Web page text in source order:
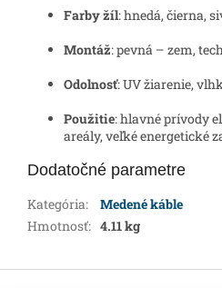
Farby žíl: hnedá, čierna,
Montáž: pevná – zem,
Odolnosť: UV žiarenie,
Použitie: hlavné prívody
areály, veľké energetické
Dodatočné parametre
Kategória:
Medené káble
Hmotnosť: 4.11 kg